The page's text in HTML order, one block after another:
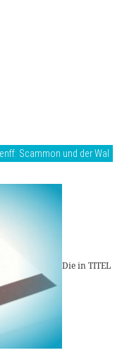
Scammon und der Wal
Die in TITEL